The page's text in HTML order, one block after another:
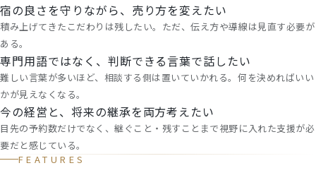
宿の良さを守りながら、売り方を変えたい
積み上げてきたこだわりは残したい。ただ、伝え方や導線は見直す必要が
ある。
専門用語ではなく、判断できる言葉で話したい
難しい言葉が多いほど、相談する側は置いていかれる。何を決めればいい
かが見えなくなる。
今の経営と、将来の継承を両方考えたい
目先の予約数だけでなく、継ぐこと・残すことまで視野に入れた支援が必
要だと感じている。
FEATURES